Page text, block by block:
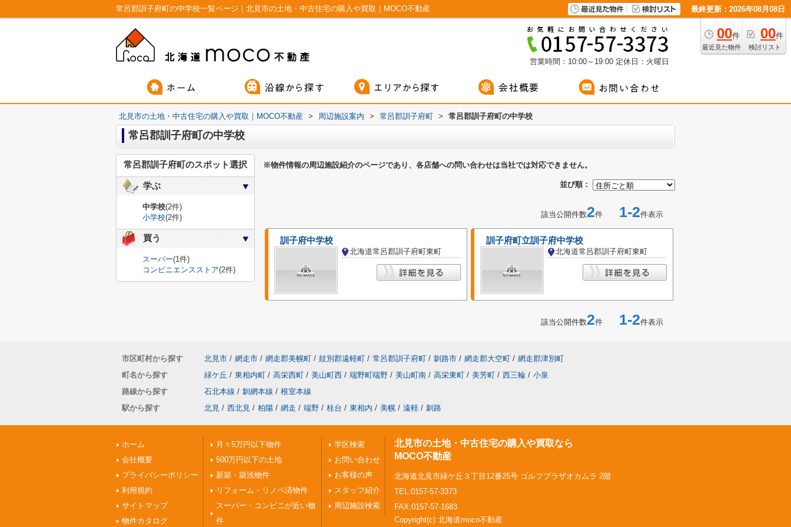
常呂郡訓子府町の中学校一覧ページ｜北見市の土地・中古住宅の購入や買取｜MOCO不動産 最終更新：2026年08月08日
00件
最近見た物件
00件
検討リスト
営業時間：10:00～19:00 定休日：火曜日
北見市の土地・中古住宅の購入や買取｜MOCO不動産 > 周辺施設案内 > 常呂郡訓子府町 > 常呂郡訓子府町の中学校
常呂郡訓子府町の中学校
※物件情報の周辺施設紹介のページであり、各店舗への問い合わせは当社では対応できません。
並び順：
該当公開件数2件 1-2件表示
訓子府中学校
北海道常呂郡訓子府町東町
訓子府町立訓子府中学校
北海道常呂郡訓子府町東町
該当公開件数2件 1-2件表示
常呂郡訓子府町のスポット選択
学ぶ
中学校(2件)
小学校(2件)
買う
スーパー(1件)
コンビニエンスストア(2件)
市区町村から探す 北見市 / 網走市 / 網走郡美幌町 / 紋別郡遠軽町 / 常呂郡訓子府町 / 釧路市 / 網走郡大空町 / 網走郡津別町
町名から探す
緑ケ丘 / 東相内町 / 高栄西町 / 美山町西 / 端野町端野 / 美山町南 / 高栄東町 / 美芳町 / 西三輪 / 小泉
路線から探す
石北本線 / 釧網本線 / 根室本線
駅から探す
北見 / 西北見 / 柏陽 / 網走 / 端野 / 桂台 / 東相内 / 美幌 / 遠軽 / 釧路
ホーム
会社概要
プライバシーポリシー
利用規約
サイトマップ
物件カタログ
月々5万円以下物件
500万円以下の土地
新築・築浅物件
リフォーム・リノベ済物件
スーパー・コンビニが近い物
件
学区検索
お問い合わせ
お客様の声
スタッフ紹介
周辺施設検索
北見市の土地・中古住宅の購入や買取なら
MOCO不動産
北海道北見市緑ケ丘３丁目12番25号 ゴルフプラザオカムラ 2階
TEL:0157-57-3373
FAX:0157-57-1683
Copyright(c) 北海道moco不動産